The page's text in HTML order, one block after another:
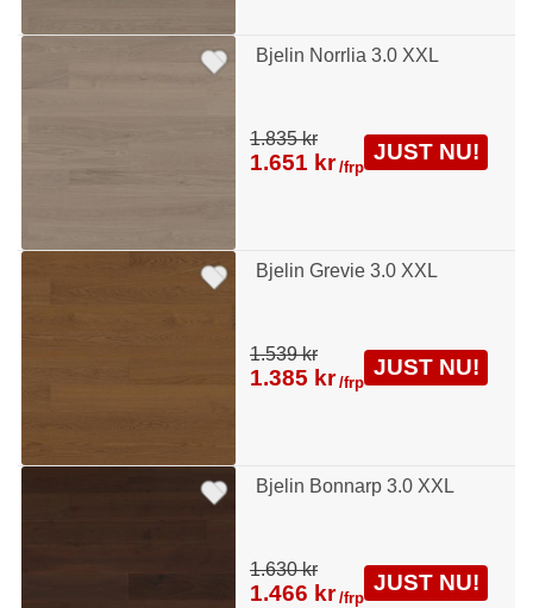
Bjelin Norrlia 3.0 XXL
Bjelin Grevie 3.0 XXL
Bjelin Bonnarp 3.0 XXL
1.835 kr
1.651 kr /frp
JUST NU!
1.539 kr
1.385 kr /frp
JUST NU!
1.630 kr
1.466 kr /frp
JUST NU!